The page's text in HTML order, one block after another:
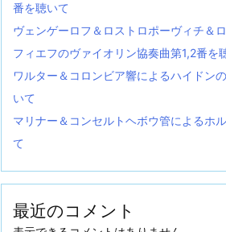
番を聴いて
ヴェンゲーロフ＆ロストロポーヴィチ＆
フィエフのヴァイオリン協奏曲第1,2番を
ワルター＆コロンビア響によるハイド
いて
マリナー＆コンセルトヘボウ管による
て
最近のコメント